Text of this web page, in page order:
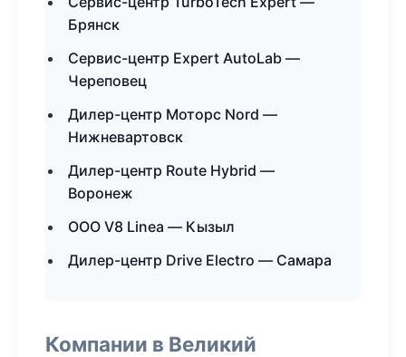
Брянск
Сервис-центр Expert AutoLab —
Череповец
Дилер-центр Моторс Nord —
Нижневартовск
Дилер-центр Route Hybrid —
Воронеж
ООО V8 Linea — Кызыл
Дилер-центр Drive Electro — Самара
Компании в Великий